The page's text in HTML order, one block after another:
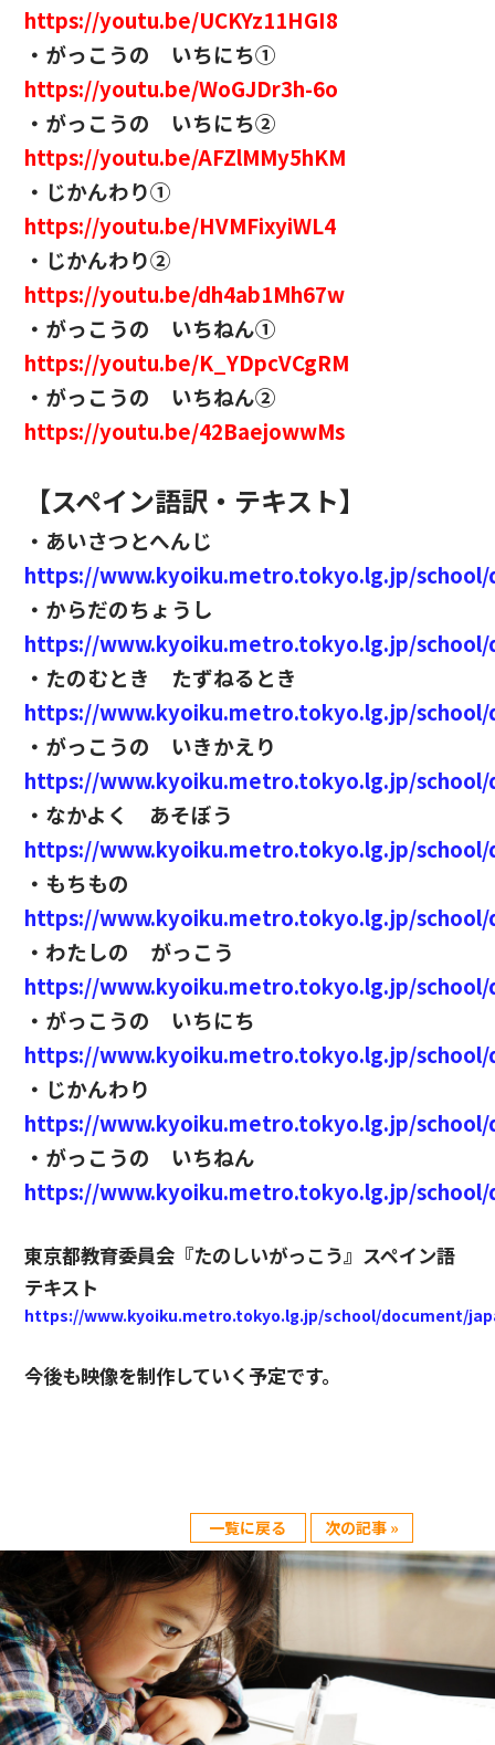
https://youtu.be/UCKYz11HGI8
・がっこうの いちにち①
https://youtu.be/WoGJDr3h-6o
・がっこうの いちにち②
https://youtu.be/AFZlMMy5hKM
・じかんわり①
https://youtu.be/HVMFixyiWL4
・じかんわり②
https://youtu.be/dh4ab1Mh67w
・がっこうの いちねん①
https://youtu.be/K_YDpcVCgRM
・がっこうの いちねん②
https://youtu.be/42BaejowwMs
【スペイン語訳・テキスト】
・あいさつとへんじ
https://www.kyoiku.metro.tokyo.lg.jp/
・からだのちょうし
https://www.kyoiku.metro.tokyo.lg.jp/
・たのむとき たずねるとき
https://www.kyoiku.metro.tokyo.lg.jp/
・がっこうの いきかえり
https://www.kyoiku.metro.tokyo.lg.jp/
・なかよく あそぼう
https://www.kyoiku.metro.tokyo.lg.jp/
・もちもの
https://www.kyoiku.metro.tokyo.lg.jp/
・わたしの がっこう
https://www.kyoiku.metro.tokyo.lg.jp/
・がっこうの いちにち
https://www.kyoiku.metro.tokyo.lg.jp/
・じかんわり
https://www.kyoiku.metro.tokyo.lg.jp/
・がっこうの いちねん
https://www.kyoiku.metro.tokyo.lg.jp/
東京都教育委員会『たのしいがっこう』スペイン語
テキスト
https://www.kyoiku.metro.tokyo.lg.jp/school/document/
今後も映像を制作していく予定です。
一覧に戻る 次の記事 »